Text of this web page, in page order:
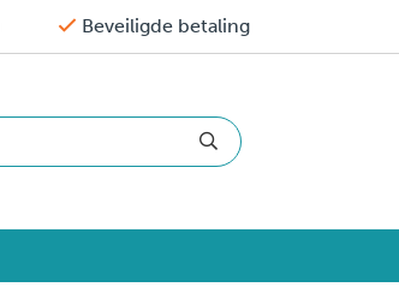
Beveiligde betaling